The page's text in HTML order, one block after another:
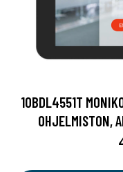
10BDL4551T
OHJELMISTON,